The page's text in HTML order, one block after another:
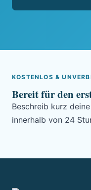
KOSTENLOS &
Bereit für den
Beschreib kurz
innerhalb von 24